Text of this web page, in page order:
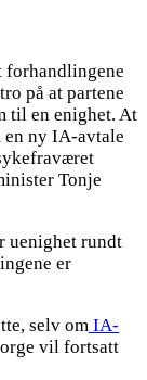
forhandlingene
på at partene
til en enighet. At
ny IA-avtale
Tonje
uenighet rundt
er
selv om IA-
vil fortsatt